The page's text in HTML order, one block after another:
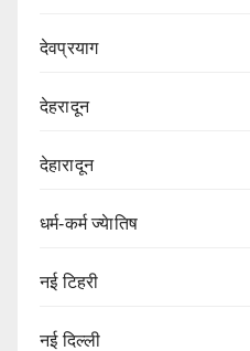
देवप्रयाग
देहरादून
देहारादून
धर्म-कर्म ज्येातिष
नई टिहरी
नई दिल्ली